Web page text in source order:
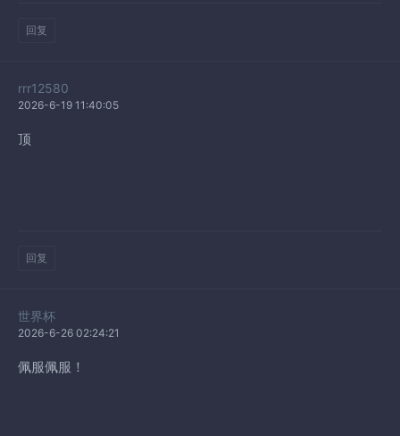
回复
rrr12580
2026-6-19 11:40:05
顶
回复
世界杯
2026-6-26 02:24:21
佩服佩服！